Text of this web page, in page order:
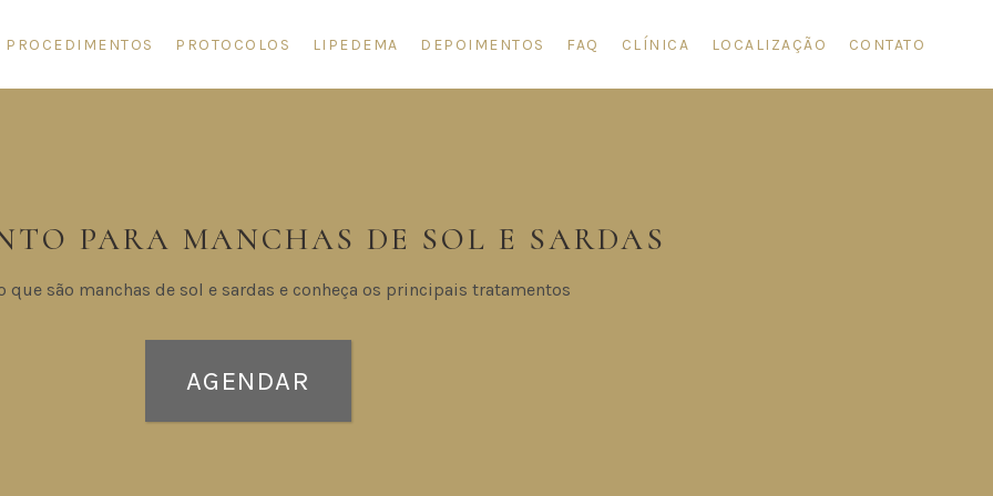
PROCEDIMENTOS PROTOCOLOS LIPEDEMA DEPOIMENTOS FAQ CLÍNICA LOCALIZAÇÃO CONTATO
PARA MANCHAS DE SOL E SARDAS
que são manchas de sol e sardas e conheça os principais tratamentos
AGENDAR